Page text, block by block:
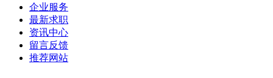
企业服务
最新求职
资讯中心
留言反馈
推荐网站